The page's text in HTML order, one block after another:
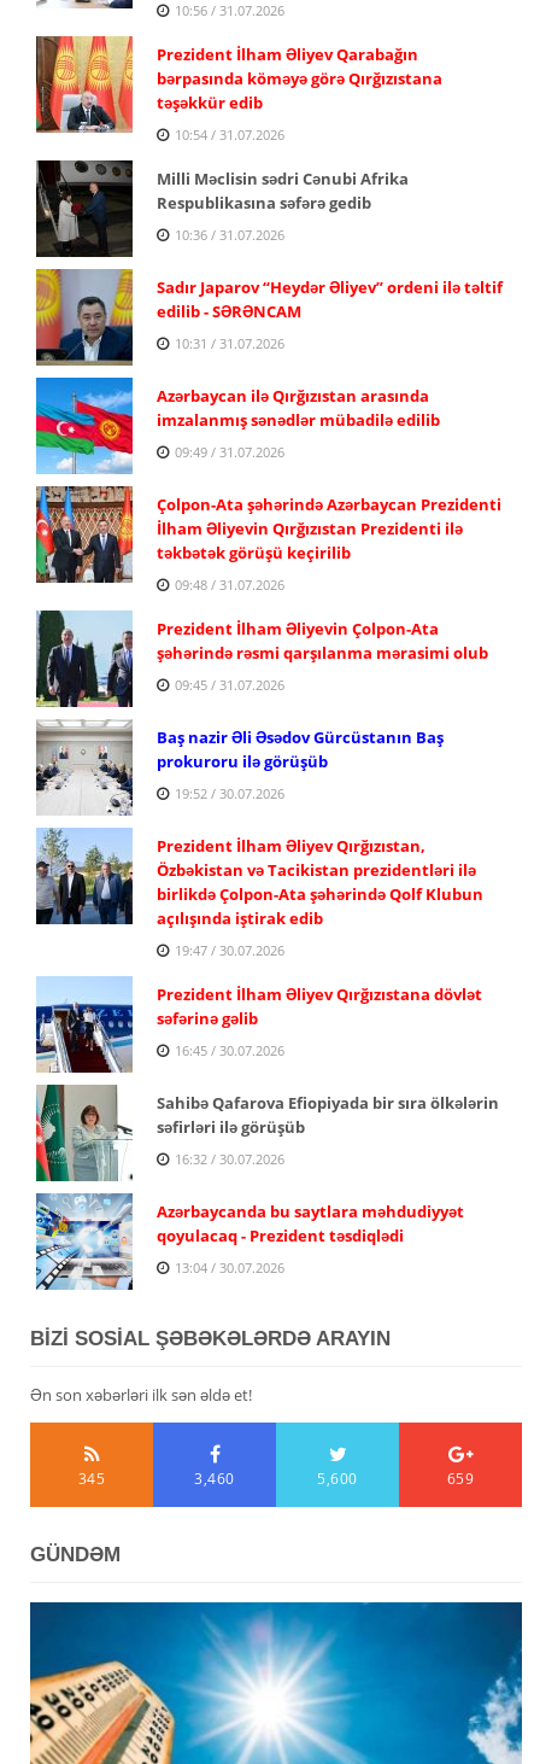
10:56 / 31.07.2026
Prezident İlham Əliyev Qarabağın
bərpasında köməyə görə Qırğızıstana
təşəkkür edib
10:54 / 31.07.2026
Milli Məclisin sədri Cənubi Afrika
Respublikasına səfərə gedib
10:36 / 31.07.2026
Sadır Japarov “Heydər Əliyev” ordeni ilə təltif
edilib - SƏRƏNCAM
10:31 / 31.07.2026
Azərbaycan ilə Qırğızıstan arasında
imzalanmış sənədlər mübadilə edilib
09:49 / 31.07.2026
Çolpon-Ata şəhərində Azərbaycan Prezidenti
İlham Əliyevin Qırğızıstan Prezidenti ilə
təkbətək görüşü keçirilib
09:48 / 31.07.2026
Prezident İlham Əliyevin Çolpon-Ata
şəhərində rəsmi qarşılanma mərasimi olub
09:45 / 31.07.2026
Baş nazir Əli Əsədov Gürcüstanın Baş
prokuroru ilə görüşüb
19:52 / 30.07.2026
Prezident İlham Əliyev Qırğızıstan,
Özbəkistan və Tacikistan prezidentləri ilə
birlikdə Çolpon-Ata şəhərində Qolf Klubun
açılışında iştirak edib
19:47 / 30.07.2026
Prezident İlham Əliyev Qırğızıstana dövlət
səfərinə gəlib
16:45 / 30.07.2026
Sahibə Qafarova Efiopiyada bir sıra ölkələrin
səfirləri ilə görüşüb
16:32 / 30.07.2026
Azərbaycanda bu saytlara məhdudiyyət
qoyulacaq - Prezident təsdiqlədi
13:04 / 30.07.2026
BİZİ SOSİAL ŞƏBƏKƏLƏRDƏ ARAYIN
Ən son xəbərləri ilk sən əldə et!
345 3,460 5,600 659
GÜNDƏM